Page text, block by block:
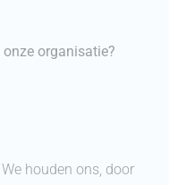
organisatie?
houden ons, door